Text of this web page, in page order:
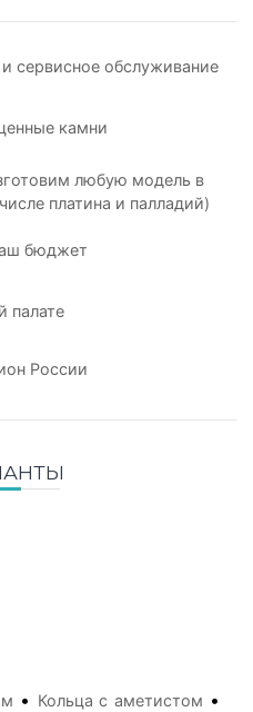
сервисное обслуживание
камни
любую модель в
платина и палладий)
бюджет
палате
России
• Кольца с аметистом •